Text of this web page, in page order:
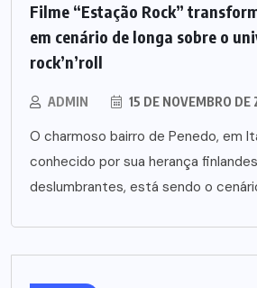
Filme “Estação Rock”
em cenário de longa sobre o
rock’n’roll
ADMIN 15 DE NOVEMBRO DE
O charmoso bairro de Penedo, em
conhecido por sua herança
deslumbrantes, está sendo o